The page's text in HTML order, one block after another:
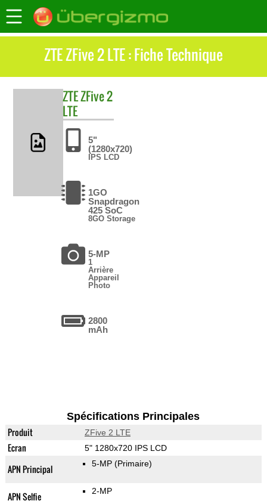
ZTE ZFive 2 LTE : Fiche Technique
ZTEZFive 2
LTE
5"
(1280x720)
IPS LCD
1GO
Snapdragon
425 SoC
8GO Storage
5-MP
1
Arrière
Appareil
Photo
2800
mAh
Spécifications Principales
Produit ZFive 2 LTE
Ecran 5" 1280x720 IPS LCD
APN Principal 5-MP (Primaire)
APN Selfie 2-MP